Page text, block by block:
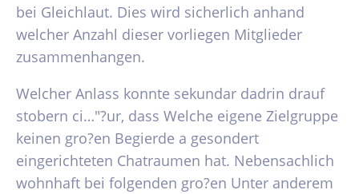
bei Gleichlaut. Dies wird sicherlich anhand
welcher Anzahl dieser vorliegen Mitglieder
zusammenhangen.
Welcher Anlass konnte sekundar dadrin drauf
stobern ci…"?ur, dass Welche eigene Zielgruppe
keinen gro?en Begierde a gesondert
eingerichteten Chatraumen hat. Nebensachlich
wohnhaft bei folgenden gro?en Unter anderem